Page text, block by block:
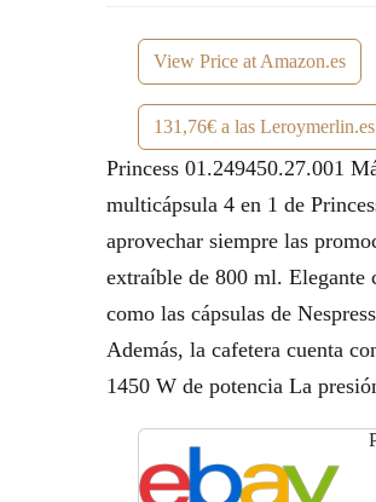
View Price at Amazon.es
131,76€ a las Leroymerlin.es
Princess 01.249450.27.001
multicápsula 4 en 1 de
aprovechar siempre las
extraíble de 800 ml. Elegante
como las cápsulas de
Además, la cafetera cuenta
1450 W de potencia La